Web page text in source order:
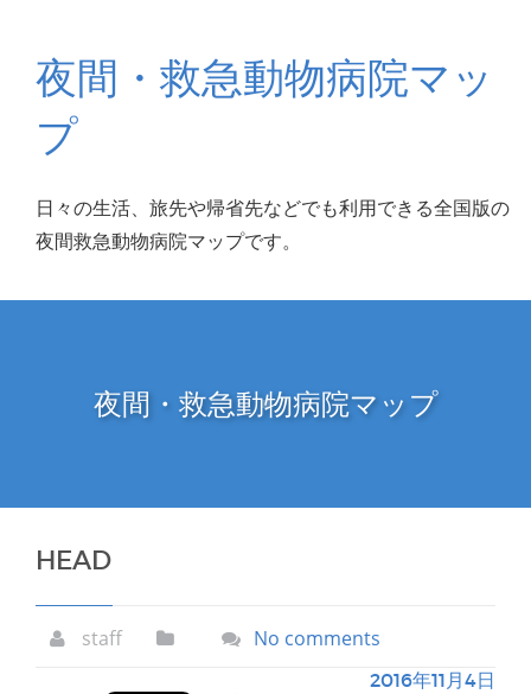
夜間・救急動物病院マッ
プ
日々の生活、旅先や帰省先などでも利用できる全国版の
夜間救急動物病院マップです。
夜間・救急動物病院マップ
HEAD
staff No comments
2016年11月4日